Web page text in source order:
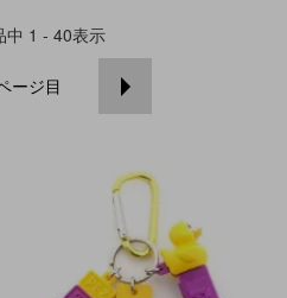
中 1 - 40表示
ージ目